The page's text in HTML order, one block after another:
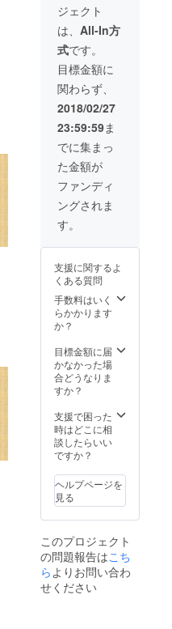
ジェクト
は、 All-In方
式です。
目標金額に
関わらず、
2018/02/27
23:59:59ま
でに集まっ
た金額が
ファンディ
ングされま
す。
支援に関するよ
くある質問
手数料はいく
らかかります
か？
目標金額に届
かなかった場
合どうなりま
すか？
支援で困った
時はどこに相
談したらいい
ですか？
ヘルプページを
見る
このプロジェクト
の問題報告はこち
ら よりお問い合わ
せください